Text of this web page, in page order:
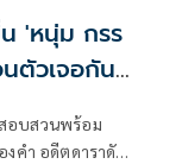
'หนุ่ม กรร
ตัวเจอกัน
อบสวนพร้อม
คำ อดีตดาราดัง